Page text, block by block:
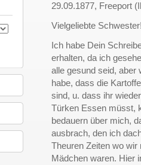
29.09.1877, Freeport
Vielgeliebte
Ich habe Dein
erhalten, da ich
alle gesund seid, aber
habe, dass die
sind, u. dass ihr
Türken Essen müsst,
bedauern über mich,
ausbrach, den ich
Theuren Zeiten wo wir
Mädchen waren. Hier